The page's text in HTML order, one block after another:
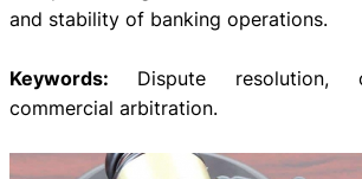
and stability of banking operations.
Keywords: Dispute resolution,
commercial arbitration.